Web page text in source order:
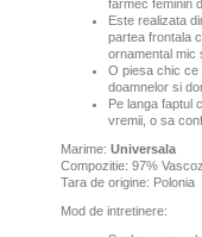
farmec feminin
Este realizata
partea frontala
ornamental mic
O piesa chic ce
doamnelor si
Pe langa faptul
vremii, o sa
Marime: Universala
Compozitie: 97%
Tara de origine: Polonia
Mod de intretinere: